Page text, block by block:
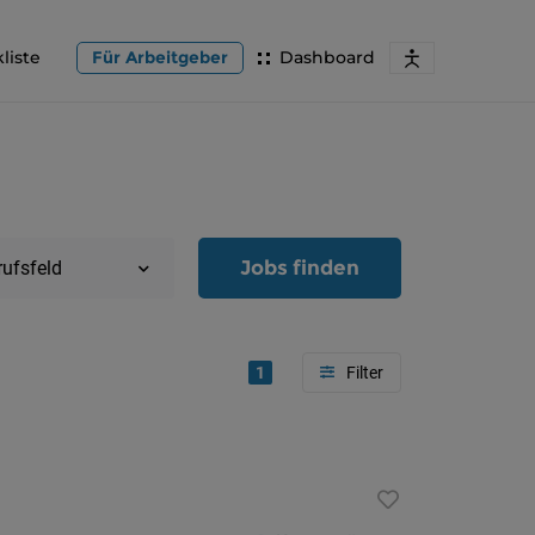
Dashboard
Für Arbeitgeber
Jobs finden
1